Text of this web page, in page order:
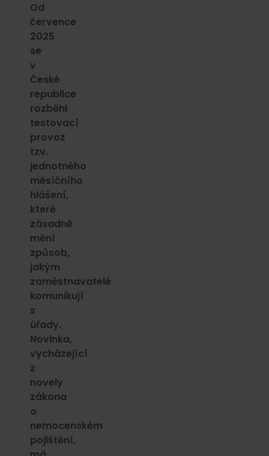
Od
července
2025
se
v
České
republice
rozběhl
testovací
provoz
tzv.
jednotného
měsíčního
hlášení,
které
zásadně
mění
způsob,
jakým
zaměstnavatelé
komunikují
s
úřady.
Novinka,
vycházející
z
novely
zákona
o
nemocenském
pojištění,